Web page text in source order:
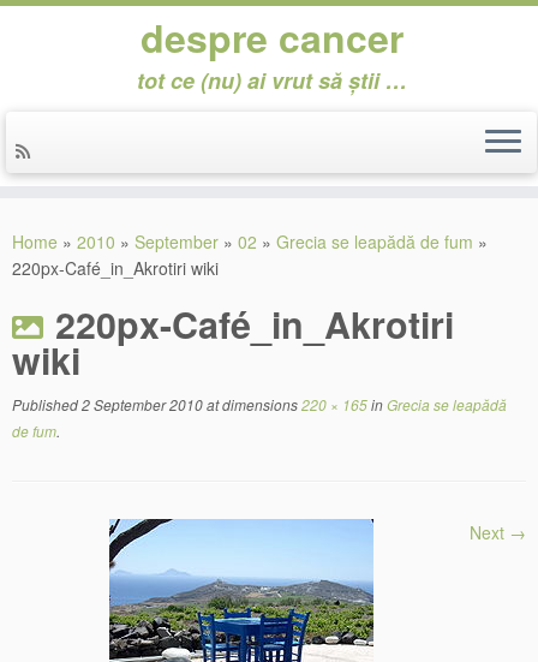
content
despre cancer
tot ce (nu) ai vrut să știi …
Home » 2010 » September » 02 » Grecia se leapădă de fum »
220px-Café_in_Akrotiri wiki
220px-Café_in_Akrotiri
wiki
Published2 September 2010at dimensions220 × 165inGrecia se leapădă
de fum.
Next →